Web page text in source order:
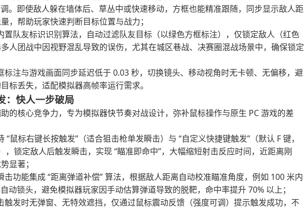
。即使敌人躲在墙体后、草丛中或快速移动，方框也能精准跟随，同步显示敌人距
，帮助玩家快速判断目标位置与战力；
置队友标识识别算法，自动过滤队友目标（以绿色方框标注），仅锁定敌人（红色
人团战中因视野混乱导致的误伤，尤其在城区巷战、决赛圈混战场景中，确保锁定
标注与游戏画面同步延迟低于 0.03 秒，切换镜头、移动视角时无卡顿、无偏移，避
标丢失，适配模拟器高帧率运行需求。
：快人一步破局
的核心竞争力，专为模拟器快节奏对战设计，弥补鼠标操作与原生 PC 游戏的差
“鼠标右键长按触发”（适合狙击枪单发瞬击）与 “自定义快捷键触发”（默认 F 键，
，锁定敌人后触发瞬击，实现 “瞄准即命中”，大幅缩短射击反应时间，近距离刚
显著；
击功能集成 “距离弹道补偿” 算法，根据敌人距离自动校准瞄准角度，例如 100 米内
动锁头，避免模拟器玩家因手动估算弹道导致的脱靶，命中率提升 70% 以上；
触发时无弹窗、无特效遮挡，仅通过鼠标震动反馈（强度可调）提示触发成功，不